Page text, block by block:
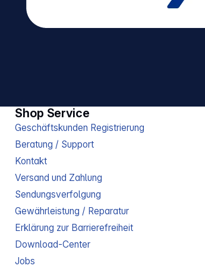
Shop Service
Geschäftskunden Registrierung
Beratung / Support
Kontakt
Versand und Zahlung
Sendungsverfolgung
Gewährleistung / Reparatur
Erklärung zur Barrierefreiheit
Download-Center
Jobs